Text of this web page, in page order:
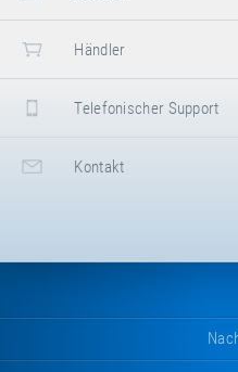
Händler
Telefonischer Support
Kontakt